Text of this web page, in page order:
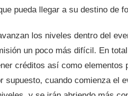
pueda llegar a su destino de
los niveles dentro del
un poco más difícil. En
créditos así como elementos
supuesto, cuando comienza el